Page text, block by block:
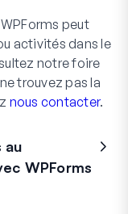
peut
activités dans le
notre foire
trouvez pas la
nous contacter.
au
WPForms